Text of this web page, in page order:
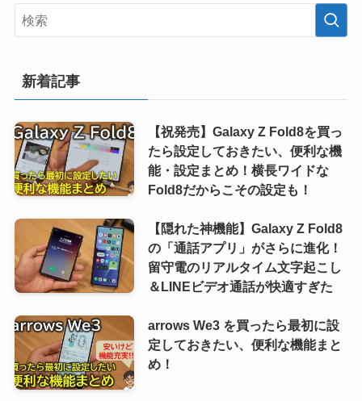
新着記事
【祝発売】Galaxy Z Fold8を買っ
たら設定しておきたい、便利な機
能・設定まとめ！横長ワイドな
Fold8だからこその設定も！
【隠れた神機能】Galaxy Z Fold8
の「通話アプリ」がさらに進化！
留守電のリアルタイム文字起こし
＆LINEビデオ通話が快適すぎた
arrows We3 を買ったら最初に設
定しておきたい、便利な機能まと
め！